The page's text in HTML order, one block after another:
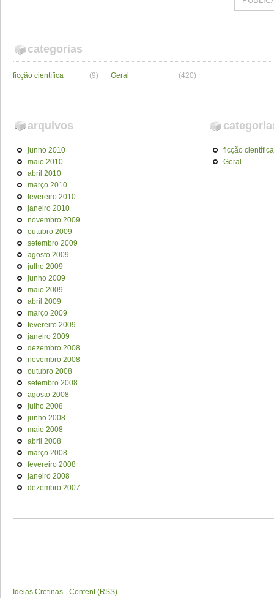
categorias
ficção científica (9) Geral (420)
arquivos
junho 2010
maio 2010
abril 2010
março 2010
fevereiro 2010
janeiro 2010
novembro 2009
outubro 2009
setembro 2009
agosto 2009
julho 2009
junho 2009
maio 2009
abril 2009
março 2009
fevereiro 2009
janeiro 2009
dezembro 2008
novembro 2008
outubro 2008
setembro 2008
agosto 2008
julho 2008
junho 2008
maio 2008
abril 2008
março 2008
fevereiro 2008
janeiro 2008
dezembro 2007
ficção científica
Geral
Ideias Cretinas - Content (RSS)